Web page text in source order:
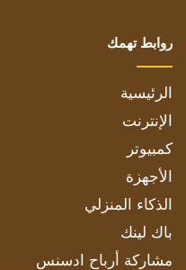
روابط تهمك
الرئيسية
الإنترنت
كمبيوتر
الأجهزة
الذكاء المنزلي
باك لينك
مشاركة أرباح ادسنس